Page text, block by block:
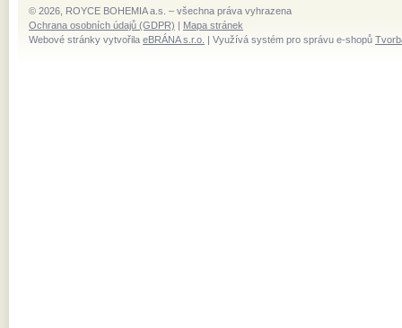
© 2026, ROYCE BOHEMIA a.s. – všechna práva vyhrazena
Ochrana osobních údajů (GDPR) | Mapa stránek
Webové stránky vytvořila eBRÁNA s.r.o. | Využívá systém pro správu e-shopů